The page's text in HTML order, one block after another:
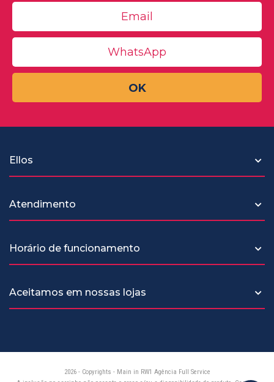
OK
Ellos
Atendimento
Horário de funcionamento
Aceitamos em nossas lojas
2026 - Copyrights - Main in RW1 Agência Full Service